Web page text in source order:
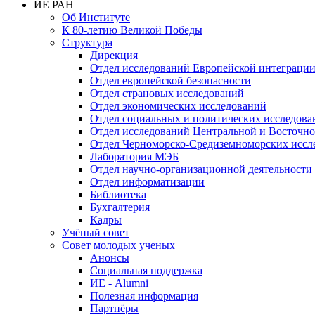
ИЕ РАН
Об Институте
К 80-летию Великой Победы
Структура
Дирекция
Отдел исследований Европейской интеграции
Отдел европейской безопасности
Отдел страновых исследований
Отдел экономических исследований
Отдел социальных и политических
Отдел исследований Центральной и
Отдел Черноморско-Средиземноморских
Лаборатория МЭБ
Отдел научно-организационной деятельности
Отдел информатизации
Библиотека
Бухгалтерия
Кадры
Учёный совет
Совет молодых ученых
Анонсы
Социальная поддержка
ИЕ - Alumni
Полезная информация
Партнёры